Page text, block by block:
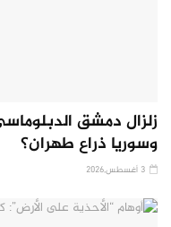
زلزال دمشق
وسوريا ذراع طهران؟